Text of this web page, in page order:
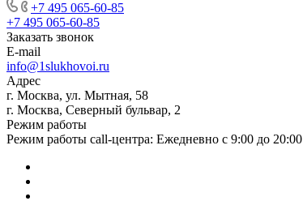
+7 495 065-60-85
+7 495 065-60-85
Заказать звонок
E-mail
info@1slukhovoi.ru
Адрес
г. Москва, ул. Мытная, 58
г. Москва, Северный бульвар, 2
Режим работы
Режим работы call-центра: Ежедневно с 9:00 до 20:00